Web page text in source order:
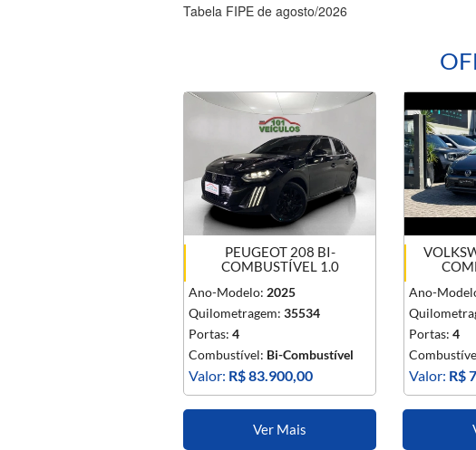
Tabela FIPE de agosto/2026
PEUGEOT 208 BI-
COMBUSTÍVEL 1.0
Ano-Modelo: 2025
Quilometragem: 35534
Portas: 4
Combustível: Bi-Combustível
Valor: R$ 83.900,00
Ver Mais
Ano-
Portas: 4
Valor: R$